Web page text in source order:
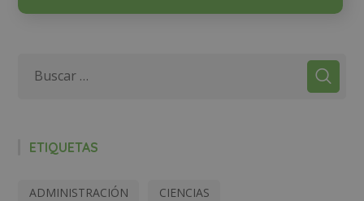
ETIQUETAS
ADMINISTRACIÓN CIENCIAS